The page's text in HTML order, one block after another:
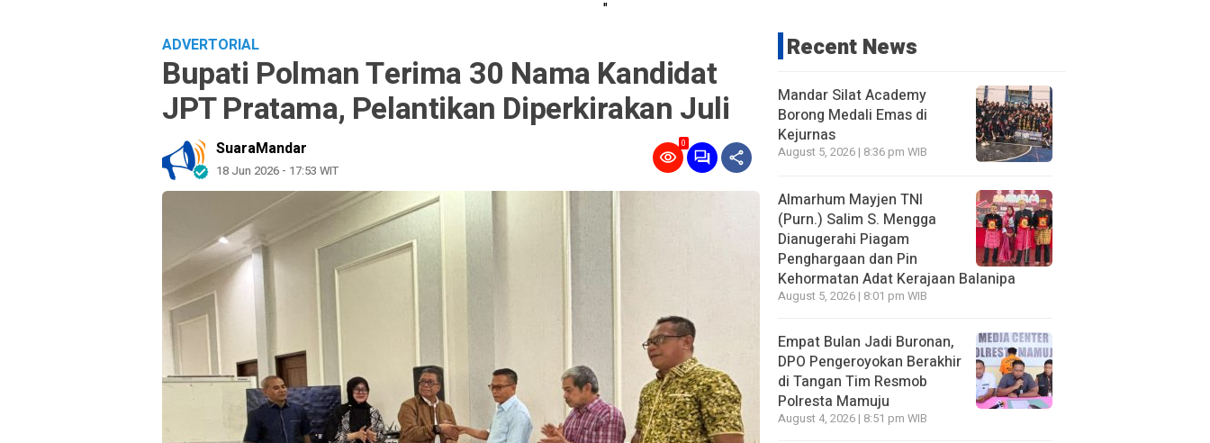
"
ADVERTORIAL
Bupati Polman Terima 30 Nama Kandidat
JPT Pratama, Pelantikan Diperkirakan Juli
SuaraMandar
18 Jun 2026 - 17:53 WIT
0
Recent News
Mandar Silat Academy
Borong Medali Emas di
Kejurnas
August 5, 2026 | 8:36 pm WIB
Almarhum Mayjen TNI
(Purn.) Salim S. Mengga
Dianugerahi Piagam
Penghargaan dan Pin
Kehormatan Adat Kerajaan Balanipa
August 5, 2026 | 8:01 pm WIB
Empat Bulan Jadi Buronan,
DPO Pengeroyokan Berakhir
di Tangan Tim Resmob
Polresta Mamuju
August 4, 2026 | 8:51 pm WIB